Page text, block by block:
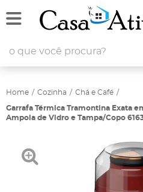
Home Cozinha Chá e Café
Garrafa Térmica Tramontina Exata
Ampola de Vidro e Tampa/Copo